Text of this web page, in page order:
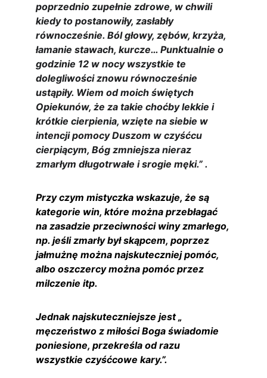
poprzednio zupełnie zdrowe, w chwili
kiedy to postanowiły, zasłabły
równocześnie. Ból głowy, zębów, krzyża,
łamanie stawach, kurcze… Punktualnie o
godzinie 12 w nocy wszystkie te
dolegliwości znowu równocześnie
ustąpiły. Wiem od moich świętych
Opiekunów, że za takie choćby lekkie i
krótkie cierpienia, wzięte na siebie w
intencji pomocy Duszom w czyśćcu
cierpiącym, Bóg zmniejsza nieraz
zmarłym długotrwałe i srogie męki.” .
Przy czym mistyczka wskazuje, że są
kategorie win, które można przebłagać
na zasadzie przeciwności winy zmarłego,
np. jeśli zmarły był skąpcem, poprzez
jałmużnę można najskuteczniej pomóc,
albo oszczercy można pomóc przez
milczenie itp.
Jednak najskuteczniejsze jest „
męczeństwo z miłości Boga świadomie
poniesione, przekreśla od razu
wszystkie czyśćcowe kary.”.